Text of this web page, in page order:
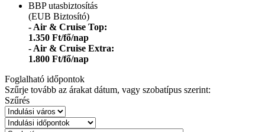
BBP utasbiztosítás
(EUB Biztosító)
- Air & Cruise Top:
1.350 Ft/fő/nap
- Air & Cruise Extra:
1.800 Ft/fő/nap
Foglalható időpontok
Szűrje tovább az árakat dátum, vagy szobatípus szerint:
Szűrés